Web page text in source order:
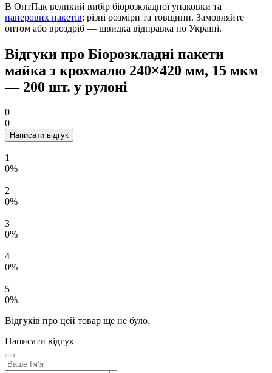
В ОптПак великий вибір біорозкладної упаковки та
паперових пакетів: різні розміри та товщини. Замовляйте
оптом або вроздріб — швидка відправка по Україні.
Відгуки про Біорозкладні пакети
майка з крохмалю 240×420 мм, 15 мкм
— 200 шт. у рулоні
0
0
Написати відгук
1
0%
2
0%
3
0%
4
0%
5
0%
Відгуків про цей товар ще не було.
Написати відгук